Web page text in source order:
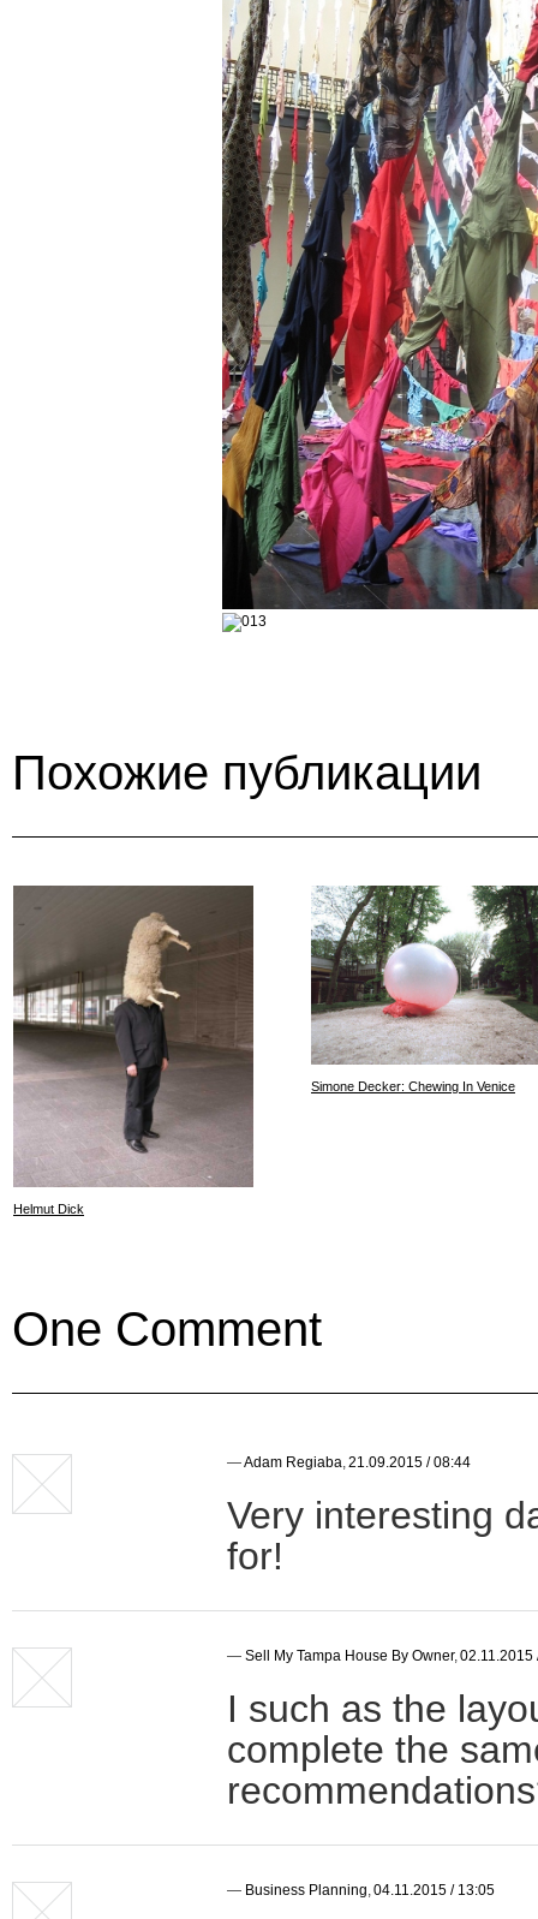
Похожие публикации
Helmut Dick
Simone Decker: Chewing In Venice
One Comment
—Adam Regiaba 21.09.2015 / 08:44
Very interesting
for!
— Sell My Tampa House By Owner, 02.11.2015
I such as the
complete the
— Business Planning 04.11.2015 / 13:05